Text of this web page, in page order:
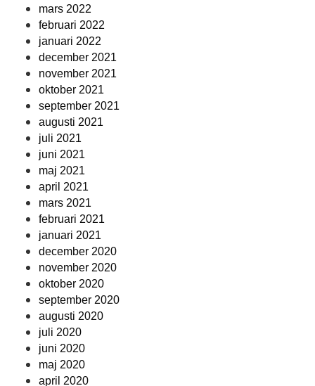
mars 2022
februari 2022
januari 2022
december 2021
november 2021
oktober 2021
september 2021
augusti 2021
juli 2021
juni 2021
maj 2021
april 2021
mars 2021
februari 2021
januari 2021
december 2020
november 2020
oktober 2020
september 2020
augusti 2020
juli 2020
juni 2020
maj 2020
april 2020